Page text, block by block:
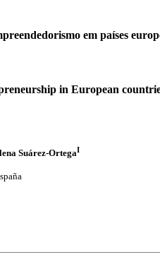
em países
in European
Suárez-OrtegaI